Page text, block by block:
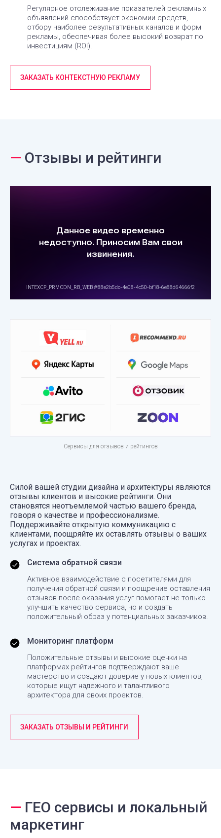
Регулярное отслеживание показателей рекламных
объявлений способствует экономии средств,
отбору наиболее результативных каналов и форм
рекламы, обеспечивая более высокий возврат по
инвестициям (ROI).
ЗАКАЗАТЬ КОНТЕКСТНУЮ РЕКЛАМУ
— Отзывы и рейтинги
Сервисы для отзывов и рейтингов
Силой вашей студии дизайна и архитектуры являются
отзывы клиентов и высокие рейтинги. Они
становятся неотъемлемой частью вашего бренда,
говоря о качестве и профессионализме.
Поддерживайте открытую коммуникацию с
клиентами, поощряйте их оставлять отзывы о ваших
услугах и проектах.
Система обратной связи
Активное взаимодействие с посетителями для
получения обратной связи и поощрение оставления
отзывов после оказания услуг помогает не только
улучшить качество сервиса, но и создать
положительный образ у потенциальных заказчиков.
Мониторинг платформ
Положительные отзывы и высокие оценки на
платформах рейтингов подтверждают ваше
мастерство и создают доверие у новых клиентов,
которые ищут надежного и талантливого
архитектора для своих проектов.
ЗАКАЗАТЬ ОТЗЫВЫ И РЕЙТИНГИ
— ГЕО сервисы и локальный
маркетинг